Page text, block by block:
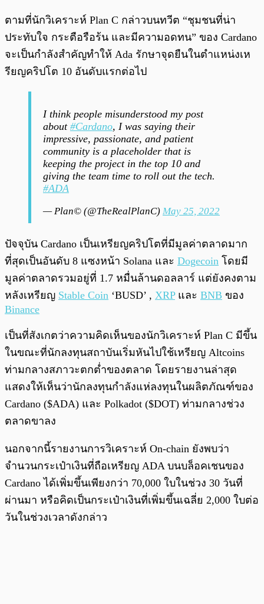
ตามที่นักวิเคราะห์ Plan C กล่าวบนทวีต “ชุมชนที่น่า
ประทับใจ กระตือรือร้น และมีความอดทน” ของ Cardano
จะเป็นกำลังสำคัญทำให้ Ada รักษาจุดยืนในตำแหน่งเห
รียญคริปโต 10 อันดับแรกต่อไป
I think people misunderstood my post
about #Cardano, I was saying their
impressive, passionate, and patient
community is a placeholder that is
keeping the project in the top 10 and
giving the team time to roll out the tech.
#ADA
— Plan©️ (@TheRealPlanC) May 25, 2022
ปัจจุบัน Cardano เป็นเหรียญคริปโตที่มีมูลค่าตลาดมาก
ที่สุดเป็นอันดับ 8 แซงหน้า Solana และ Dogecoin โดยมี
มูลค่าตลาดรวมอยู่ที่ 1.7 หมื่นล้านดอลลาร์ แต่ยังคงตาม
หลังเหรียญ Stable Coin ‘BUSD’ , XRPและ BNB ของ
Binance
เป็นที่สังเกตว่าความคิดเห็นของนักวิเคราะห์ Plan C มีขึ้น
ในขณะที่นักลงทุนสถาบันเริ่มหันไปใช้เหรียญ Altcoins
ท่ามกลางสภาวะตกต่ำของตลาด โดยรายงานล่าสุด
แสดงให้เห็นว่านักลงทุนกำลังแห่ลงทุนในผลิตภัณฑ์ของ
Cardano ($ADA) และ Polkadot ($DOT) ท่ามกลางช่วง
ตลาดขาลง
นอกจากนี้รายงานการวิเคราะห์ On-chain ยังพบว่า
จำนวนกระเป๋าเงินที่ถือเหรียญ ADA บนบล็อคเชนของ
Cardano ได้เพิ่มขึ้นเพียงกว่า 70,000 ใบในช่วง 30 วันที่
ผ่านมา หรือคิดเป็นกระเป๋าเงินที่เพิ่มขึ้นเฉลี่ย 2,000 ใบต่อ
วันในช่วงเวลาดังกล่าว